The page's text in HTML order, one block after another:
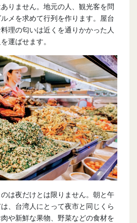
りません。地元の人、観光客を問
メを求めて行列を作ります。屋台
理の匂いは近くを通りかかった人
運ばせます。
は夜だけとは限りません。朝と午
、台湾人にとって夜市と同じくら
や新鮮な果物、野菜などの食材を